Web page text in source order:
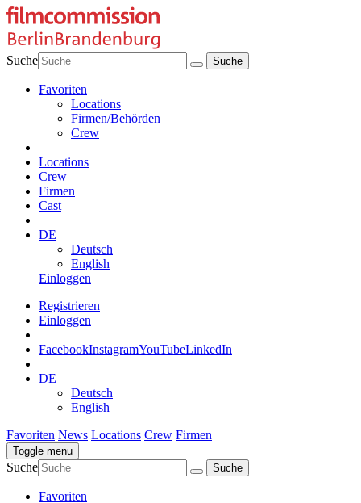
Suche
Favoriten
Locations
Firmen/Behörden
Crew
Locations
Crew
Firmen
Cast
DE
Deutsch
English
Einloggen
Registrieren
Einloggen
FacebookInstagramYouTubeLinkedIn
DE
Deutsch
English
Favoriten News Locations Crew Firmen
Toggle menu
Suche
Favoriten